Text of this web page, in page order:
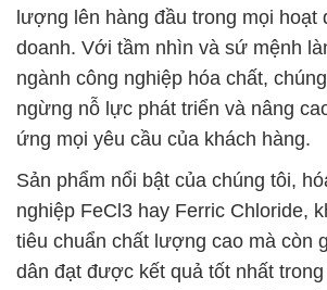
lượng lên hàng đầu trong mọi hoạt
doanh. Với tầm nhìn và sứ mệnh
ngành công nghiệp hóa chất,
ngừng nỗ lực phát triển và nâng
ứng mọi yêu cầu của khách hàng.
Sản phẩm nổi bật của chúng tôi,
nghiệp FeCl3 hay Ferric Chloride,
tiêu chuẩn chất lượng cao mà còn
dân đạt được kết quả tốt nhất